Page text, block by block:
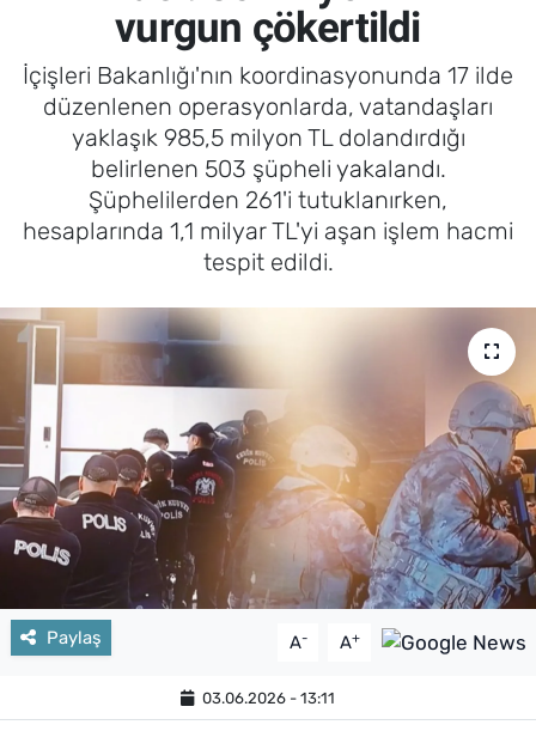
vurgun çökertildi
İçişleri Bakanlığı'nın koordinasyonunda 17 ilde
düzenlenen operasyonlarda, vatandaşları
yaklaşık 985,5 milyon TL dolandırdığı
belirlenen 503 şüpheli yakalandı.
Şüphelilerden 261'i tutuklanırken,
hesaplarında 1,1 milyar TL'yi aşan işlem hacmi
tespit edildi.
Paylaş A- A+
03.06.2026 - 13:11